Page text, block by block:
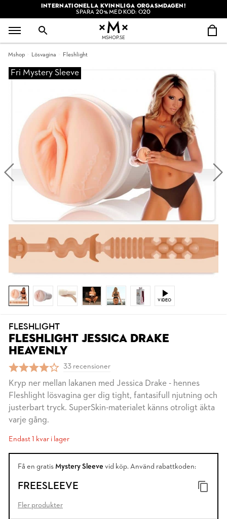
INTERNATIONELLA KVINNLIGA ORGASMDAGEN!
SPARA 20% MED KOD: O20
MSHOP.SE
Mshop Lösvagina Fleshlight
Fri Mystery Sleeve
VIDEO
FLESHLIGHT
FLESHLIGHT JESSICA DRAKE
HEAVENLY
33 recensioner
Kryp ner mellan lakanen med Jessica Drake - hennes
Fleshlight lösvagina ger dig tight, fantasifull njutning och
justerbart tryck. SuperSkin-materialet känns otroligt äkta
varje gång.
Endast 1 kvar i lager
Få en gratis Mystery Sleeve vid köp. Använd rabattkoden:
FREESLEEVE
Fler produkter